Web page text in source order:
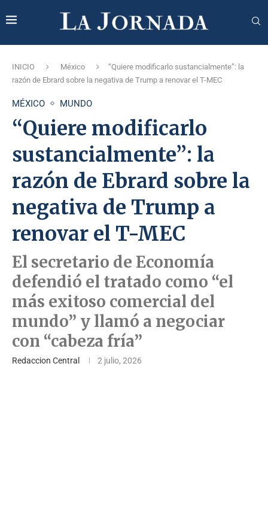
INICIO México
“Quiere modificarlo sustancialmente”: la
razón de Ebrard sobre la negativa de Trump a renovar el T-MEC
MÉXICO MUNDO
“Quiere modificarlo
sustancialmente”: la
razón de Ebrard sobre la
negativa de Trump a
renovar el T-MEC
El secretario de Economía
defendió el tratado como “el
más exitoso comercial del
mundo” y llamó a negociar
con “cabeza fría”
Redaccion Central 2 julio, 2026